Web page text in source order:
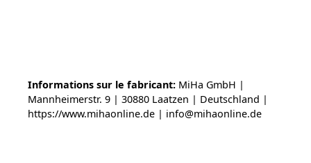
Informations sur le fabricant: MiHa GmbH |
Mannheimerstr. 9 | 30880 Laatzen | Deutschland |
https://www.mihaonline.de | info@mihaonline.de